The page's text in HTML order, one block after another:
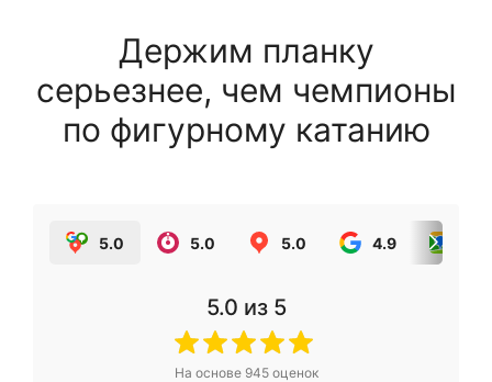
Держим планку
серьезнее, чем чемпионы
по фигурному катанию
5.0 5.0 5.0 4.9
5.0 из 5
На основе 945оценок